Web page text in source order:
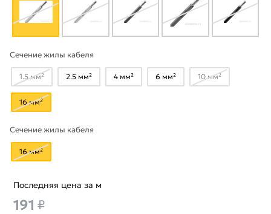
Сечение жилы кабеля
1.5 мм² 2.5 мм² 4 мм² 6 мм² 10 мм²
16 мм²
Сечение жилы кабеля
16 мм²
Последняя цена за м
191 ₽